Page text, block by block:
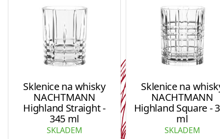
Sklenice na whisky
NACHTMANN
Highland Straight -
345 ml
SKLADEM
Sklenice na
NACHTMANN
Highland Square -
ml
SKLADEM